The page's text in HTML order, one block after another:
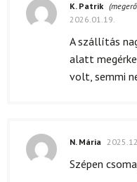
K. Patrik
2026.01.19.
A szállítás
alatt
volt, semmi
N. Mária
Szépen